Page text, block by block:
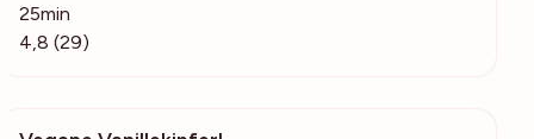
25min
4,8 (29)